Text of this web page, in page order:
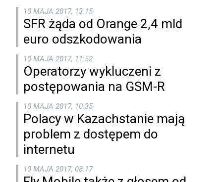
10 MAJA 2017, 13:15
SFR żąda od Orange 2,4 mld
euro odszkodowania
10 MAJA 2017, 11:52
Operatorzy wykluczeni z
postępowania na GSM-R
10 MAJA 2017, 10:35
Polacy w Kazachstanie mają
problem z dostępem do
internetu
10 MAJA 2017, 08:17